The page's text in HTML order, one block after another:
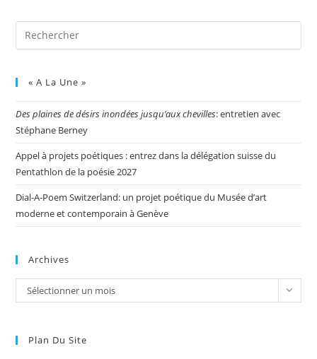
« A La Une »
Des plaines de désirs inondées jusqu’aux chevilles: entretien avec
Stéphane Berney
Appel à projets poétiques : entrez dans la délégation suisse du
Pentathlon de la poésie 2027
Dial-A-Poem Switzerland: un projet poétique du Musée d’art
moderne et contemporain à Genève
Archives
Sélectionner un mois
Plan Du Site